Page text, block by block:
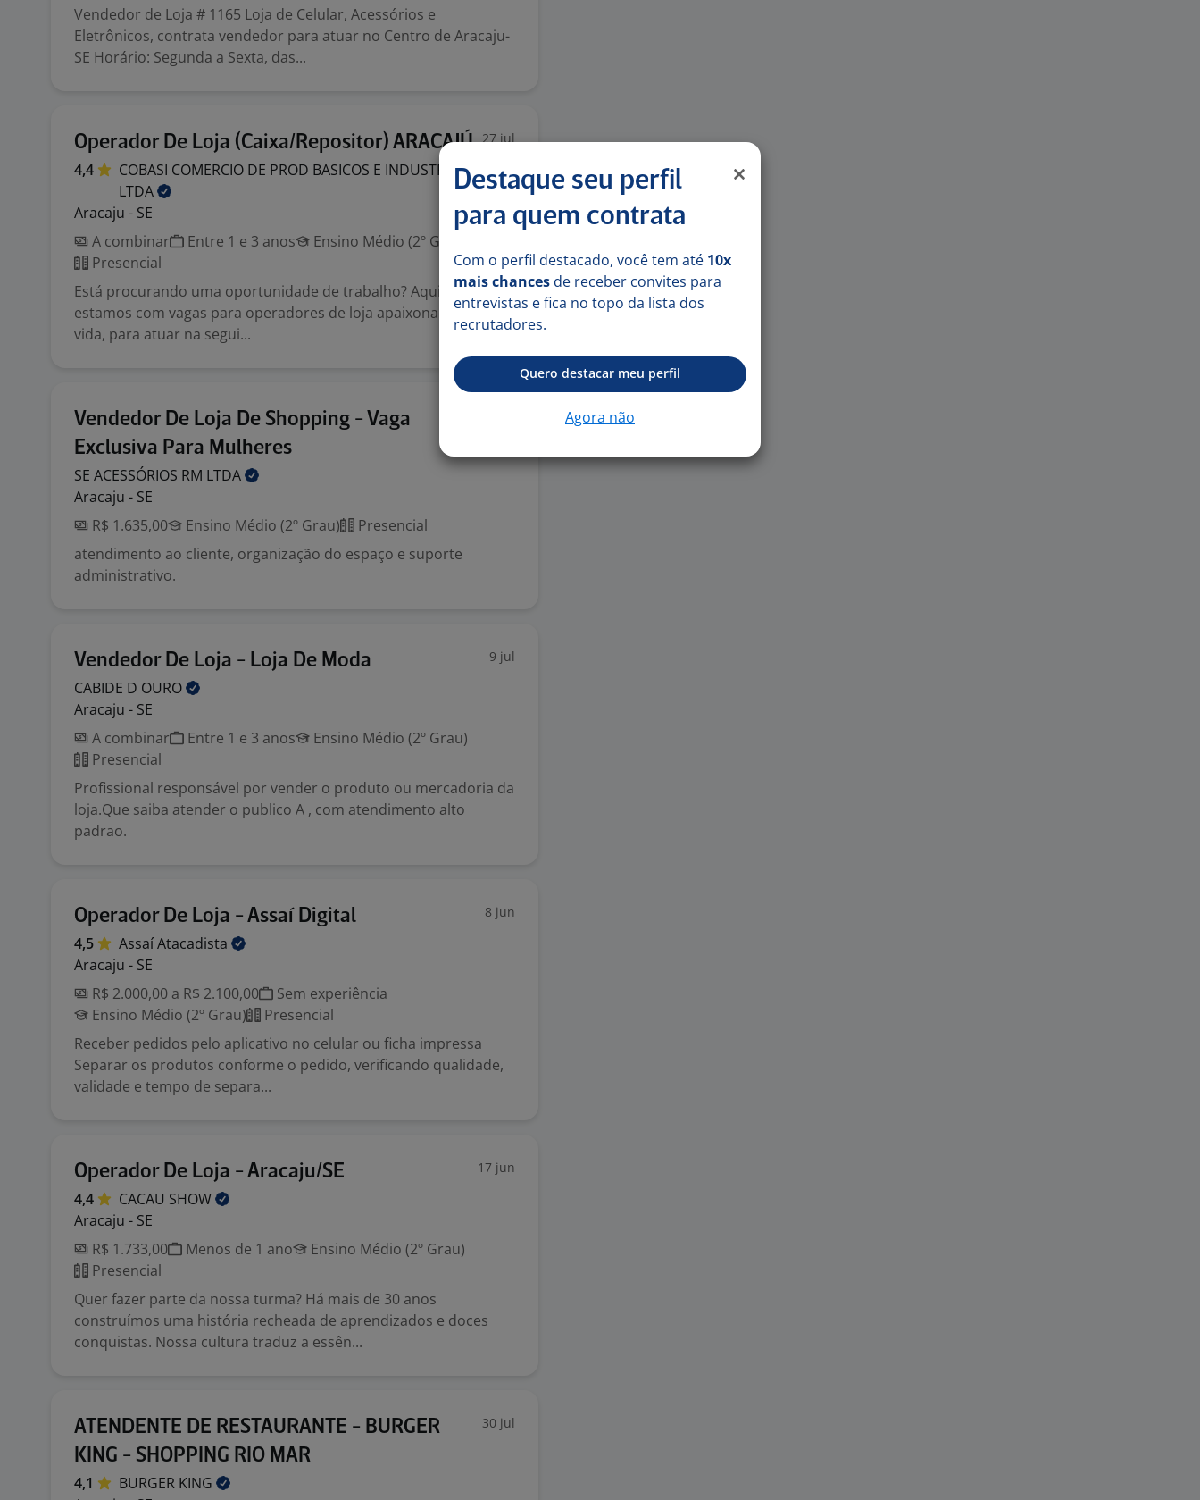
Vendedor de Loja # 1165 Loja de Celular, Acessórios e
Eletrônicos, contrata vendedor para atuar no Centro de Aracaju-
SE Horário: Segunda a Sexta, das...
Operador De Loja (Caixa/Repositor) ARACAJÚ 27 jul
4,4
COBASI COMERCIO DE PROD BASICOS E INDUSTRIALIZADOS
LTDA
Aracaju - SE
A combinar
Entre 1 e 3 anos
Ensino Médio (2º Grau)
Presencial
Está procurando uma oportunidade de trabalho? Aqui na Cobasi,
estamos com vagas para operadores de loja apaixonados pela
vida, para atuar na segui...
Vendedor De Loja De Shopping - Vaga
Exclusiva Para Mulheres
SE ACESSÓRIOS RM LTDA
Aracaju - SE
R$ 1.635,00
Ensino Médio (2º Grau)
Presencial
atendimento ao cliente, organização do espaço e suporte
administrativo.
Vendedor De Loja - Loja De Moda 9 jul
CABIDE D OURO
Aracaju - SE
A combinar
Entre 1 e 3 anos
Ensino Médio (2º Grau)
Presencial
Profissional responsável por vender o produto ou mercadoria da
loja.Que saiba atender o publico A , com atendimento alto
padrao.
Operador De Loja - Assaí Digital 8 jun
4,5 AssaíAtacadista
Aracaju - SE
R$ 2.000,00 a R$ 2.100,00
Sem experiência
Ensino Médio (2º Grau)
Presencial
Receber pedidos pelo aplicativo no celular ou ficha impressa
Separar os produtos conforme o pedido, verificando qualidade,
validade e tempo de separa...
Operador De Loja - Aracaju/SE 17 jun
4,4 CACAU SHOW
Aracaju - SE
R$ 1.733,00
Menos de 1 ano
Ensino Médio (2º Grau)
Presencial
Quer fazer parte da nossa turma? Há mais de 30 anos
construímos uma história recheada de aprendizados e doces
conquistas. Nossa cultura traduz a essên...
ATENDENTE DE RESTAURANTE - BURGER
KING - SHOPPING RIO MAR
30 jul
4,1 BURGER KING
Destaque seu perfil
para quem contrata
Com o perfil destacado, você tem até 10x
mais chances de receber convites para
entrevistas e fica no topo da lista dos
recrutadores.
Quero destacar meu perfil
Agora não